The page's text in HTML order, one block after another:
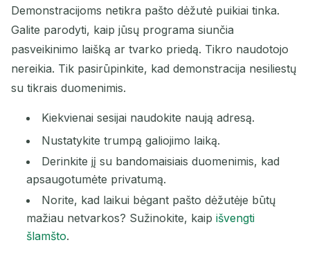
Demonstracijoms netikra pašto dėžutė puikiai tinka.
Galite parodyti, kaip jūsų programa siunčia
pasveikinimo laišką ar tvarko priedą. Tikro naudotojo
nereikia. Tik pasirūpinkite, kad demonstracija nesiliestų
su tikrais duomenimis.
Kiekvienai sesijai naudokite naują adresą.
Nustatykite trumpą galiojimo laiką.
Derinkite jį su bandomaisiais duomenimis, kad
apsaugotumėte privatumą.
Norite, kad laikui bėgant pašto dėžutėje būtų
mažiau netvarkos? Sužinokite, kaipišvengti
šlamšto.